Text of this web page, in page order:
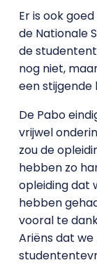
Er is ook
de Nationale
de
nog niet,
een stijgende
De Pabo
vrijwel
zou de
hebben zo
opleiding dat
hebben
vooral te
Ariëns dat